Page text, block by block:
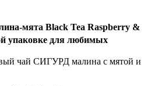
мята Black Tea Raspberry &
упаковке для любимых
чай СИГУРД малина с мятой и